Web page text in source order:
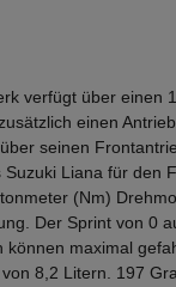
verfügt über einen
einen
seinen
Liana für den
(Nm)
Der Sprint von 0
maximal
8,2 Litern. 197